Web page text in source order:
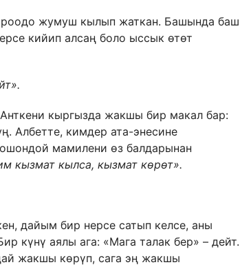
жумуш кылып жаткан. Башында баш
кийип алсаң боло ыссык өтөт
кыргызда жакшы бир макал бар:
Албетте, кимдер ата-энесине
мамилени өз балдарынан
кызмат кылса, кызмат көрөт».
дайым бир нерсе сатып келсе, аны
күнү аялы ага: «Мага талак бер» – дейт.
жакшы көрүп, сага эң жакшы